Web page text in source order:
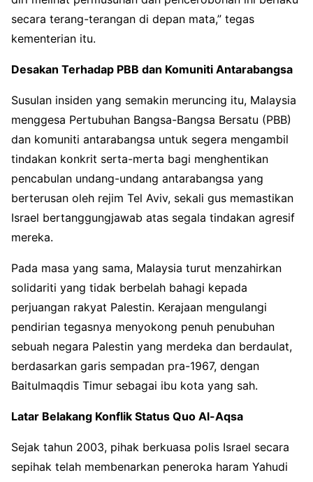
secara terang-terangan di depan mata,” tegas
kementerian itu.
Desakan Terhadap PBB dan Komuniti Antarabangsa
Susulan insiden yang semakin meruncing itu, Malaysia
menggesa Pertubuhan Bangsa-Bangsa Bersatu (PBB)
dan komuniti antarabangsa untuk segera mengambil
tindakan konkrit serta-merta bagi menghentikan
pencabulan undang-undang antarabangsa yang
berterusan oleh rejim Tel Aviv, sekali gus memastikan
Israel bertanggungjawab atas segala tindakan agresif
mereka.
Pada masa yang sama, Malaysia turut menzahirkan
solidariti yang tidak berbelah bahagi kepada
perjuangan rakyat Palestin. Kerajaan mengulangi
pendirian tegasnya menyokong penuh penubuhan
sebuah negara Palestin yang merdeka dan berdaulat,
berdasarkan garis sempadan pra-1967, dengan
Baitulmaqdis Timur sebagai ibu kota yang sah.
Latar Belakang Konflik Status Quo Al-Aqsa
Sejak tahun 2003, pihak berkuasa polis Israel secara
sepihak telah membenarkan peneroka haram Yahudi